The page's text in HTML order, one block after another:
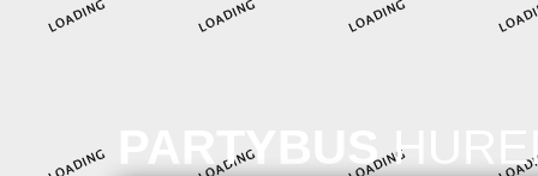
PARTYBUS